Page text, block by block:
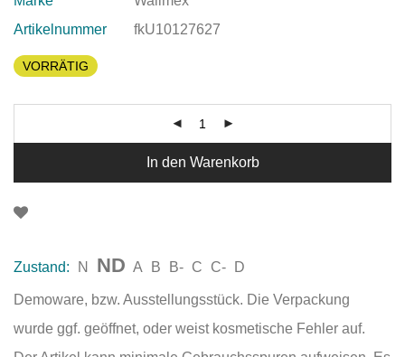
Artikelnummer
fkU10127627
VORRÄTIG
In den Warenkorb
Zustand: N ND A B B- C C- D
Demoware, bzw. Ausstellungsstück. Die Verpackung
wurde ggf. geöffnet, oder weist kosmetische Fehler auf.